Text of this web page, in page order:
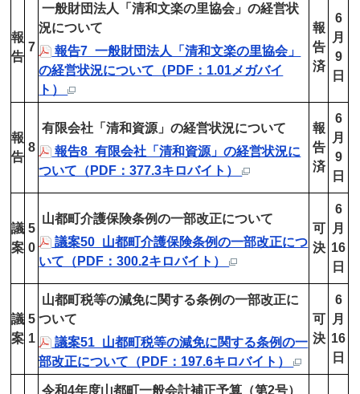
報
告
7
一般財団法人「清和文楽の里協会」の経営状
況について
報告7_一般財団法人「清和文楽の里協会」
の経営状況について（PDF：1.01メガバイ
ト）
報
告
済
6
月
9
日
報
告
8
有限会社「清和資源」の経営状況について
報告8_有限会社「清和資源」の経営状況に
ついて（PDF：377.3キロバイト）
報
告
済
6
月
9
日
議
案
5
0
山都町介護保険条例の一部改正について
議案50_山都町介護保険条例の一部改正につ
いて（PDF：300.2キロバイト）
可
決
6
月
16
日
議
案
5
1
山都町税等の減免に関する条例の一部改正に
ついて
議案51_山都町税等の減免に関する条例の一
部改正について（PDF：197.6キロバイト）
可
決
6
月
16
日
令和4年度山都町一般会計補正予算（第2号）